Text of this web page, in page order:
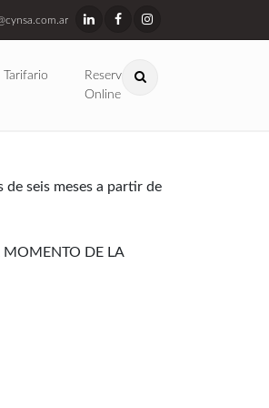
Tarifario
Reservas
Online
seis meses a partir de
MOMENTO DE LA